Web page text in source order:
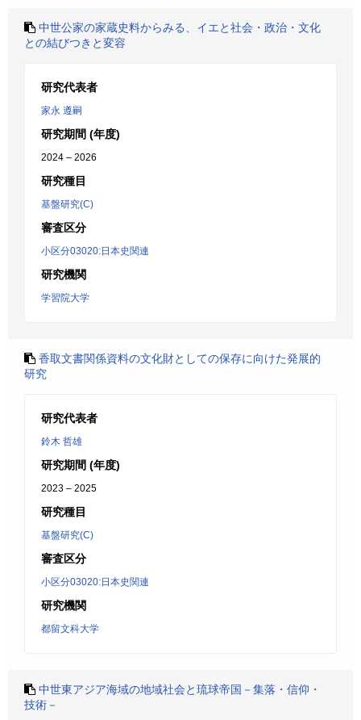
中世公家の家蔵史料からみる、イエと社会・政治・文化
との結びつきと変容
研究代表者
家永 遵嗣
研究期間 (年度)
2024 – 2026
研究種目
基盤研究(C)
審査区分
小区分03020:日本史関連
研究機関
学習院大学
香取文書関係資料の文化財としての保存に向けた発展的
研究
研究代表者
鈴木 哲雄
研究期間 (年度)
2023 – 2025
研究種目
基盤研究(C)
審査区分
小区分03020:日本史関連
研究機関
都留文科大学
中世東アジア海域の地域社会と琉球帝国－集落・信仰・
技術－